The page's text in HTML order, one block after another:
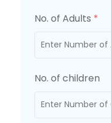
No. of Adults *
No. of children